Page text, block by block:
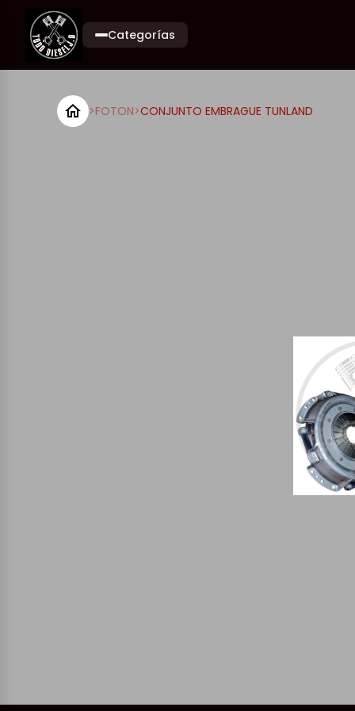
Categorías
>FOTON>CONJUNTO EMBRAGUE TUNLAND